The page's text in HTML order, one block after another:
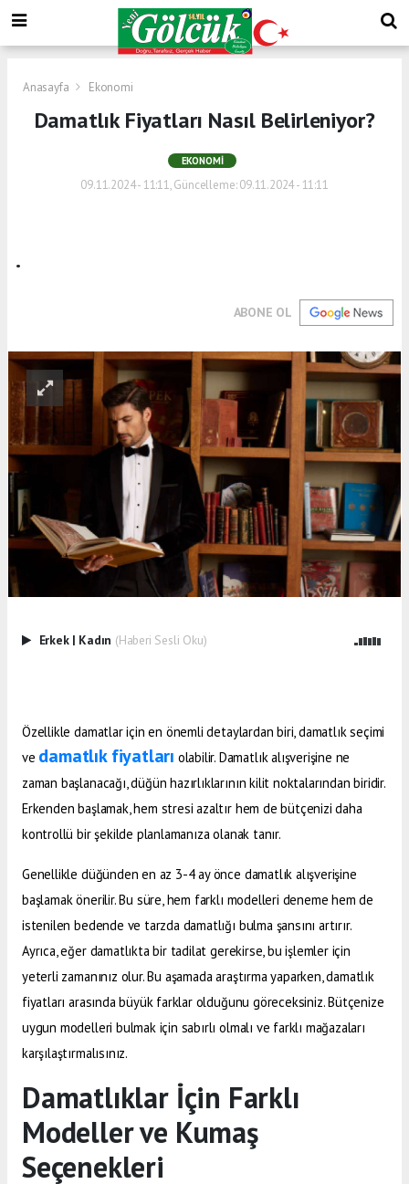
Anasayfa Ekonomi
Damatlık Fiyatları Nasıl Belirleniyor?
EKONOMI
09.11.2024 - 11:11, Güncelleme: 09.11.2024 - 11:11
.
ABONE OL
Erkek | Kadın (Haberi Sesli Oku)
Özellikle damatlar için en önemli detaylardan biri, damatlık seçimi
ve damatlık fiyatları olabilir. Damatlık alışverişine ne
zaman başlanacağı, düğün hazırlıklarının kilit noktalarından biridir.
Erkenden başlamak, hem stresi azaltır hem de bütçenizi daha
kontrollü bir şekilde planlamanıza olanak tanır.
Genellikle düğünden en az 3-4 ay önce damatlık alışverişine
başlamak önerilir. Bu süre, hem farklı modelleri deneme hem de
istenilen bedende ve tarzda damatlığı bulma şansını artırır.
Ayrıca, eğer damatlıkta bir tadilat gerekirse, bu işlemler için
yeterli zamanınız olur. Bu aşamada araştırma yaparken, damatlık
fiyatları arasında büyük farklar olduğunu göreceksiniz. Bütçenize
uygun modelleri bulmak için sabırlı olmalı ve farklı mağazaları
karşılaştırmalısınız.
Damatlıklar İçin Farklı
Modeller ve Kumaş
Seçenekleri